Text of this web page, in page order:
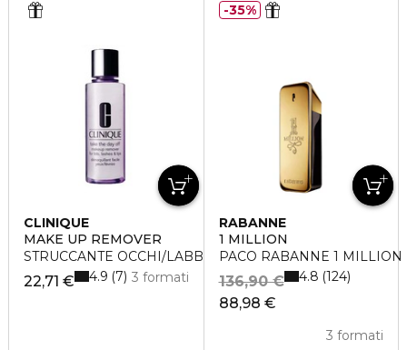
CLINIQUE
MAKE UP REMOVER
STRUCCANTE OCCHI/LABBRA TAKE THE DAY OFF
22,71 € 3 formati
4.9 7
RABANNE
1 MILLION
PACO RABANNE 1
88,98 €
136,90 €
3 formati
4.8 124
35%